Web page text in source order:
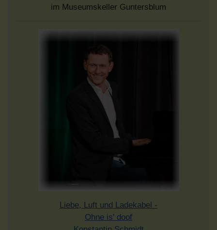
im Museumskeller Guntersblum
Liebe, Luft und Ladekabel -
Ohne is' doof